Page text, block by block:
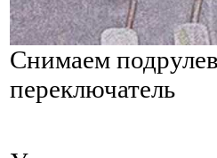
Снимаем
переключатель